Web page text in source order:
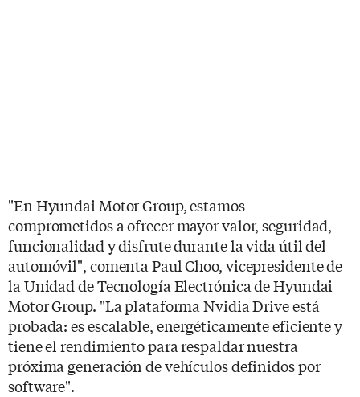
"En Hyundai Motor Group, estamos
comprometidos a ofrecer mayor valor, seguridad,
funcionalidad y disfrute durante la vida útil del
automóvil", comenta Paul Choo, vicepresidente de
la Unidad de Tecnología Electrónica de Hyundai
Motor Group. "La plataforma Nvidia Drive está
probada: es escalable, energéticamente eficiente y
tiene el rendimiento para respaldar nuestra
próxima generación de vehículos definidos por
software".